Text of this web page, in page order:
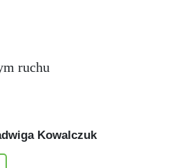
ruchu
Kowalczuk